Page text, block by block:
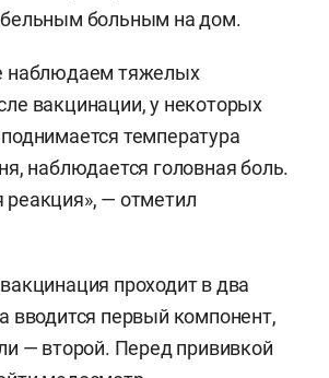
больным на дом.
наблюдаем тяжелых
вакцинации, у некоторых
температура
наблюдается головная боль.
— отметил
проходит в два
вводится первый компонент,
— второй. Перед прививкой